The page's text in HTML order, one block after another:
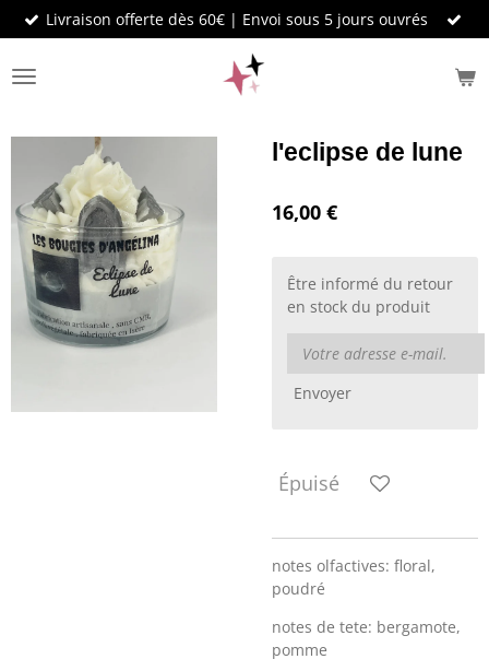
Passer
au
contenu
principal
Livraison offerte dès 60€ | Envoi sous 5 jours ouvrés
l'eclipse de lune
16,00 €
Être informé du retour
en stock du produit
Envoyer
Épuisé
notes olfactives: floral,
poudré
notes de tete: bergamote,
pomme